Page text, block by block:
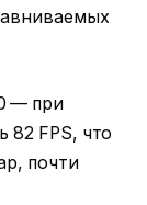
— при
82 FPS, что
почти